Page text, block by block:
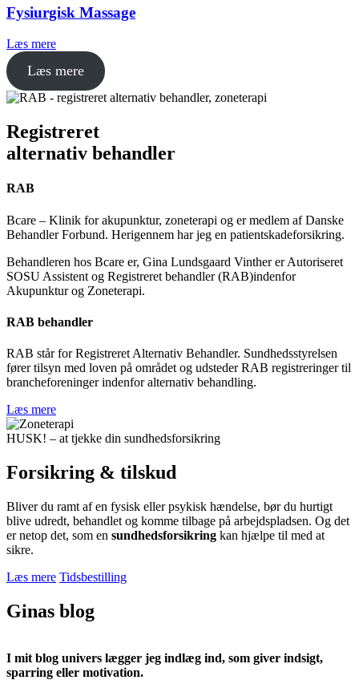
Fysiurgisk Massage
Læs mere
Læs mere
Registreret
alternativ behandler
RAB
Bcare – Klinik for akupunktur, zoneterapi og er medlem af Danske
Behandler Forbund. Herigennem har jeg en patientskadeforsikring.
Behandleren hos Bcare er, Gina Lundsgaard Vinther er Autoriseret
SOSU Assistent og Registreret behandler (RAB)indenfor
Akupunktur og Zoneterapi.
RAB behandler
RAB står for Registreret Alternativ Behandler. Sundhedsstyrelsen
fører tilsyn med loven på området og udsteder RAB registreringer til
brancheforeninger indenfor alternativ behandling.
Læs mere
HUSK! – at tjekke din sundhedsforsikring
Forsikring & tilskud
Bliver du ramt af en fysisk eller psykisk hændelse, bør du hurtigt
blive udredt, behandlet og komme tilbage på arbejdspladsen. Og det
er netop det, som en sundhedsforsikring kan hjælpe til med at
sikre.
Læs mere Tidsbestilling
Ginas blog
I mit blog univers lægger jeg indlæg ind, som giver indsigt,
sparring eller motivation.